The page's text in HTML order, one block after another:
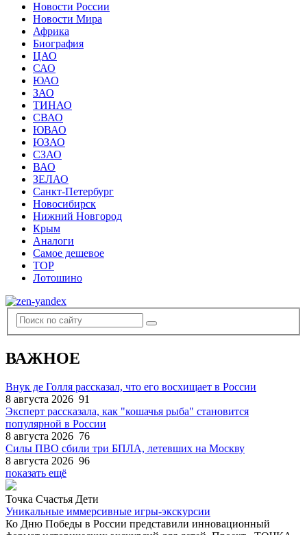
Новости России
Новости Мира
Африка
Биография
ЦАО
САО
ЮАО
ЗАО
ТИНАО
СВАО
ЮВАО
ЮЗАО
СЗАО
ВАО
ЗЕЛАО
Санкт-Петербург
Новосибирск
Нижний Новгород
Крым
Аналоги
Самое дешевое
TOP
Лотошино
ВАЖНОЕ
Внук де Голля рассказал, что его восхищает в России
8 августа 2026 91
Эксперт рассказала, как "кошачья рыба" становится
популярной в России
8 августа 2026 76
Силы ПВО сбили три БПЛА, летевших на Москву
8 августа 2026 96
показать ещё
Точка Счастья Дети
Уникальные иммерсивные игры-экскурсии
Ко Дню Победы в России представили инновационный